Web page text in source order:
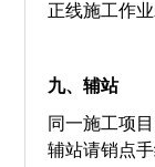
正线施工作
九、 辅站
同一施工项
辅站请销点手